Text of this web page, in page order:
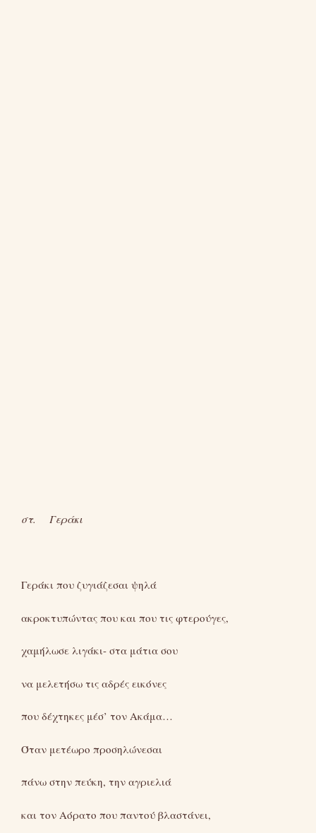
στ. Γεράκι
Γεράκι που ζυγιάζεσαι ψηλά
ακροκτυπώντας που και που τις φτερούγες,
χαμήλωσε λιγάκι- στα μάτια σου
να μελετήσω τις αδρές εικόνες
που δέχτηκες μέσ’ τον Ακάμα…
Όταν μετέωρο προσηλώνεσαι
πάνω στην πεύκη, την αγριελιά
και τον Αόρατο που παντού βλαστάνει,